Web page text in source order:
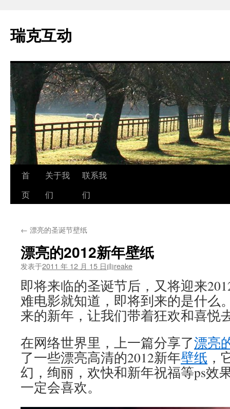
瑞克互动
跳
至
文
首
页
关于我
们
联系我
们
← 漂亮的圣诞节壁纸
漂亮的2012新年壁纸
发表于2011 年 12 月 15 日由reake
即将来临的圣诞节后，又将迎来
难电影就知道，即将到来的是什么
来的新年，让我们带着狂欢和喜悦
在网络世界里，上一篇分享了漂亮
了一些漂亮高清的2012新年壁纸 ，
幻，绚丽，欢快和新年祝福等ps效
一定会喜欢。